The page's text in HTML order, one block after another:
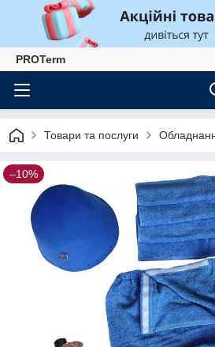
PROTerm
Товари та послуги
–10%